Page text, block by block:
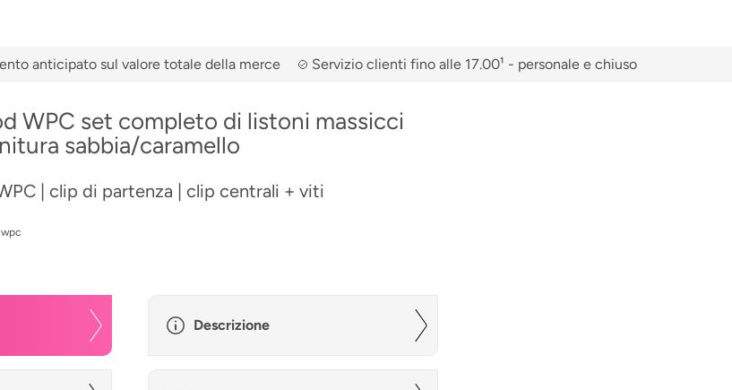
anticipato sul valore totale della merce Servizio clienti fino alle 17.00¹ - personale e chiuso
WPC set completo di listoni massicci
sabbia/caramello
| clip di partenza | clip centrali + viti
Descrizione